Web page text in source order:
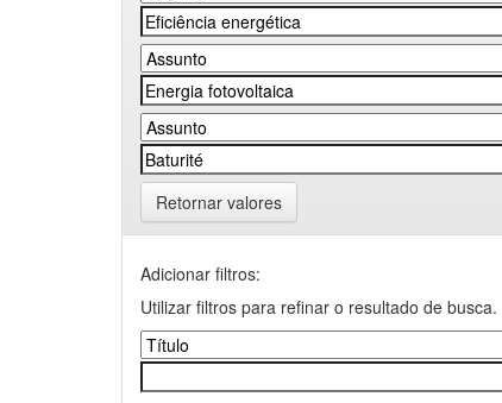
Retornar valores
Adicionar filtros:
Utilizar filtros para refinar o resultado de busca.